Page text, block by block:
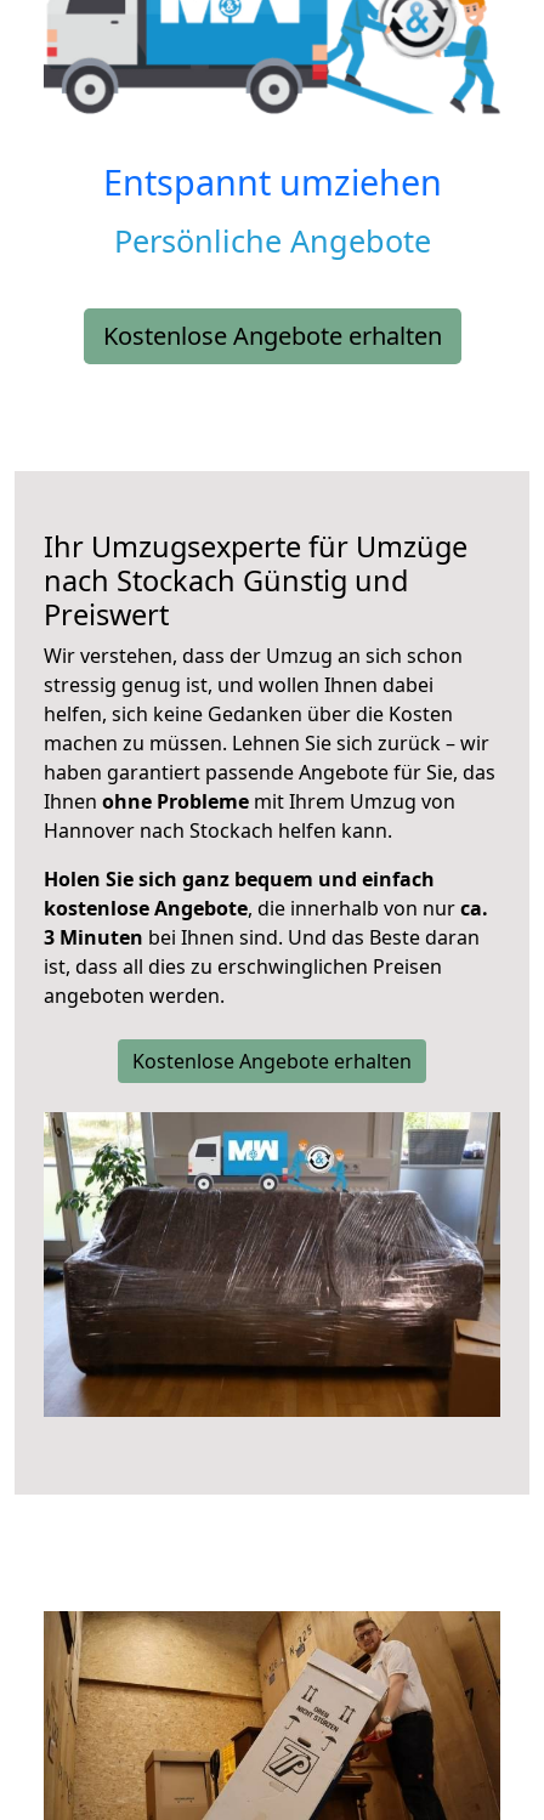
Entspannt umziehen
Persönliche Angebote
Kostenlose Angebote erhalten
Ihr Umzugsexperte für Umzüge
nach Stockach Günstig und
Preiswert
Wir verstehen, dass der Umzug an sich schon
stressig genug ist, und wollen Ihnen dabei
helfen, sich keine Gedanken über die Kosten
machen zu müssen. Lehnen Sie sich zurück – wir
haben garantiert passende Angebote für Sie, das
Ihnen ohne Probleme mit Ihrem Umzug von
Hannover nach Stockach helfen kann.
Holen Sie sich ganz bequem und einfach
kostenlose Angebote, die innerhalb von nurca.
3 Minuten bei Ihnen sind. Und das Beste daran
ist, dass all dies zu erschwinglichen Preisen
angeboten werden.
Kostenlose Angebote erhalten